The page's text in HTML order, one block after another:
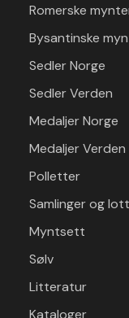
Romerske
Bysantinske
Sedler Norge
Sedler Verden
Medaljer Norge
Medaljer Verden
Polletter
Samlinger og
Myntsett
Sølv
Litteratur
Kataloger